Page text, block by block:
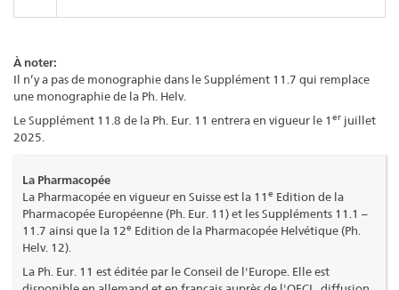
À noter:
Il n’y a pas de monographie dans le Supplément 11.7 qui remplace
une monographie de la Ph. Helv.
Le Supplément 11.8 de la Ph. Eur. 11 entrera en vigueur le 1 er juillet
2025.
La Pharmacopée
La Pharmacopée en vigueur en Suisse est la 11 e Edition de la
Pharmacopée Européenne (Ph. Eur. 11) et les Suppléments 11.1 –
11.7 ainsi que la 12e Edition de la Pharmacopée Helvétique (Ph.
Helv. 12).
La Ph. Eur. 11 est éditée par le Conseil de l'Europe. Elle est